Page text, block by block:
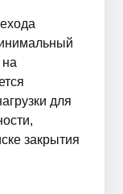
для
закрытия